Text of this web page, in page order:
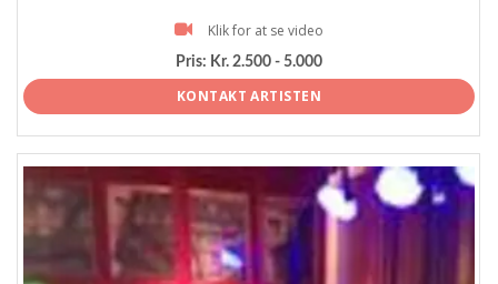
Klik for at se video
Pris: Kr. 2.500 - 5.000
KONTAKT ARTISTEN